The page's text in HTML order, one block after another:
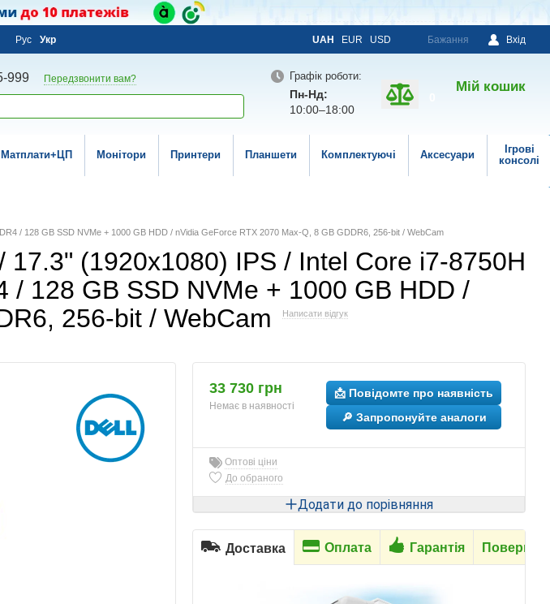
Рус Укр UAH EUR USD Бажання Вхід
999 Передзвонити вам? Графік роботи:
Пн-Нд:
10:00–18:00
Мій кошик
Матплати+ЦП Монітори Принтери Планшети Комплектуючі Аксесуари
Ігрові
консолі
/ 128 GB SSD NVMe + 1000 GB HDD / nVidia GeForce RTX 2070 Max-Q, 8 GB GDDR6, 256-bit / WebCam
17.3" (1920x1080) IPS / Intel Core i7-8750H
128 GB SSD NVMe + 1000 GB HDD /
256-bit / WebCam
Написати відгук
33 730 грн
Немає в наявності
📩 Повідомте про наявність
🔎 Запропонуйте аналоги
Оптові ціни
До обраного
Додати до порівняння
Доставка Оплата Гарантія